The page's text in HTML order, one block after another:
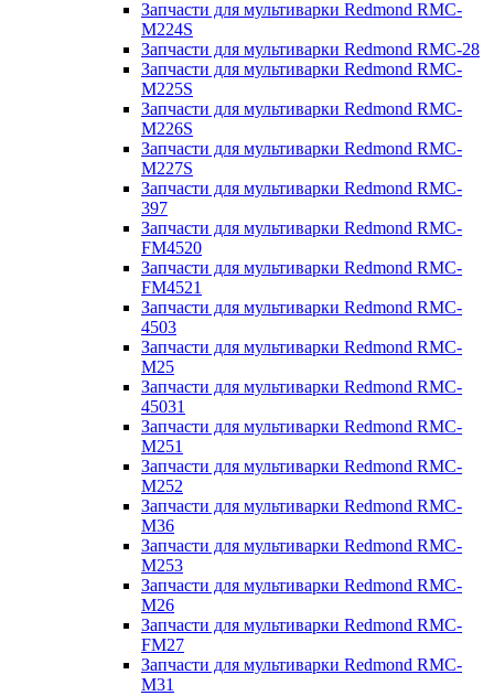
Запчасти для мультиварки Redmond RMC-
M224S
Запчасти для мультиварки Redmond RMC-28
Запчасти для мультиварки Redmond RMC-
M225S
Запчасти для мультиварки Redmond RMC-
M226S
Запчасти для мультиварки Redmond RMC-
M227S
Запчасти для мультиварки Redmond RMC-
397
Запчасти для мультиварки Redmond RMC-
FM4520
Запчасти для мультиварки Redmond RMC-
FM4521
Запчасти для мультиварки Redmond RMC-
4503
Запчасти для мультиварки Redmond RMC-
M25
Запчасти для мультиварки Redmond RMC-
45031
Запчасти для мультиварки Redmond RMC-
M251
Запчасти для мультиварки Redmond RMC-
M252
Запчасти для мультиварки Redmond RMC-
M36
Запчасти для мультиварки Redmond RMC-
M253
Запчасти для мультиварки Redmond RMC-
M26
Запчасти для мультиварки Redmond RMC-
FM27
Запчасти для мультиварки Redmond RMC-
M31